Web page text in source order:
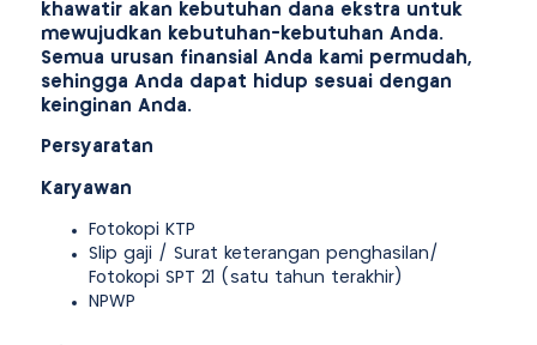
khawatir akan kebutuhan dana ekstra untuk
mewujudkan kebutuhan-kebutuhan Anda.
Semua urusan finansial Anda kami permudah,
sehingga Anda dapat hidup sesuai dengan
keinginan Anda.
Persyaratan
Karyawan
Fotokopi KTP
Slip gaji / Surat keterangan penghasilan/
Fotokopi SPT 21 (satu tahun terakhir)
NPWP